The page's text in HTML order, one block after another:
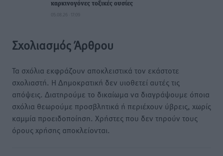
καρκινογόνες τοξικές ουσίες
05.08.26 · 17:09
Σχολιασμός Άρθρου
Τα σχόλια εκφράζουν αποκλειστικά τον εκάστοτε
σχολιαστή. Η Δημοκρατική δεν υιοθετεί αυτές τις
απόψεις. Διατηρούμε το δικαίωμα να διαγράψουμε όποια
σχόλια θεωρούμε προσβλητικά ή περιέχουν ύβρεις, χωρίς
καμμία προειδοποίηση. Χρήστες που δεν τηρούν τους
όρους χρήσης αποκλείονται.